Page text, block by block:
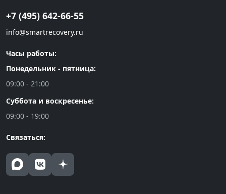
+7 (495) 642-66-55
info@smartrecovery.ru
Часы работы:
Понедельник - пятница:
09:00 - 21:00
Суббота и воскресенье:
09:00 - 19:00
Связаться: